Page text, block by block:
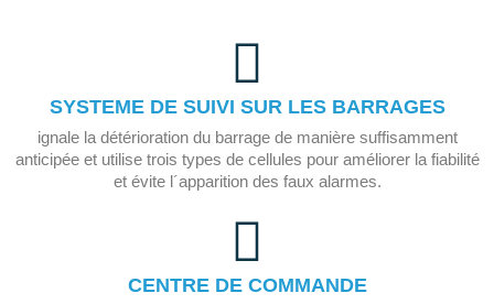
SYSTEME DE SUIVI SUR LES BARRAGES
ignale la détérioration du barrage de manière suffisamment
anticipée et utilise trois types de cellules pour améliorer la fiabilité
et évite l´apparition des faux alarmes.
CENTRE DE COMMANDE